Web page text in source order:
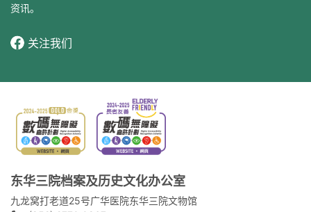
资讯。
关注我们
东华三院档案及历史文化办公室
九龙窝打老道25号广华医院东华三院文物馆